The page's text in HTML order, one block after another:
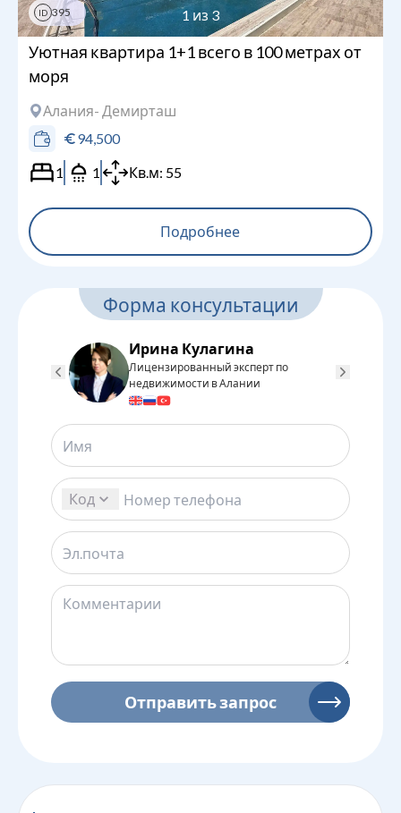
ID 395 1 из 3
Уютная квартира 1+1 всего в 100 метрах от
моря
Алания- Демирташ
94,500
1
1 Кв.м: 55
Подробнее
Форма консультации
Ирина Кулагина
Лицензированный эксперт по
недвижимости в Алании
Код
Отправить запрос